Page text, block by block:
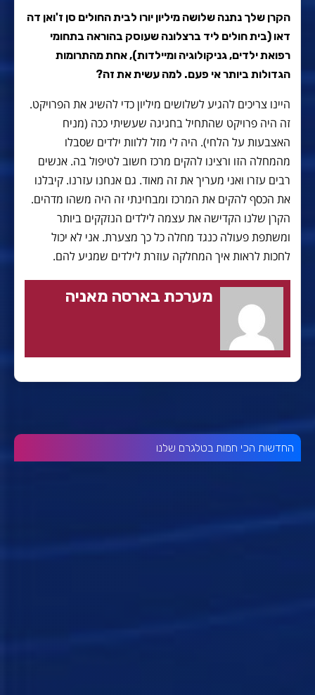
הקרן שלך נתנה שלושה מיליון יורו לבית החולים סן ז'ואן דה
דאו (בית חולים ליד ברצלונה שעוסק בהוראה בתחומי
רפואת ילדים, גניקולוגיה ומיילדות), אחת מהתרומות
הגדולות ביותר אי פעם. למה עשית את זה?
היינו צריכים להגיע לשלושים מיליון כדי להשיג את הפרויקט.
זה היה פרויקט שהתחיל בחגיגה שעשיתי ככה (מניח
האצבעות על הלחי). היה לי מזל ללוות ילדים שסבלו
מהמחלה הזו ורצינו להקים מרכז חשוב לטיפול בה. אנשים
רבים עזרו ואני מעריך את זה מאוד. גם אנחנו עזרנו. קיבלנו
את הכסף להקים את המרכז ומבחינתי זה היה משהו מדהים.
הקרן שלנו הקדישה את עצמה לילדים הנזקקים ביותר
ומשתפת פעולה כנגד מחלה כל כך מצערת. אני לא יכול
לחכות לראות איך המחלקה עוזרת לילדים שמגיע להם.
מערכת בארסה מאניה
החדשות הכי חמות בטלגרם שלנו